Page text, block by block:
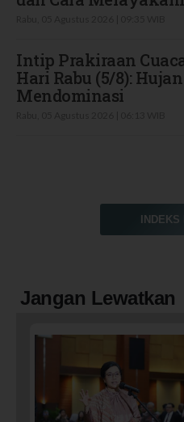
Intip Prakiraan
Hari Rabu (5/8):
Mendominasi
INDEKS
Jangan Lewatkan